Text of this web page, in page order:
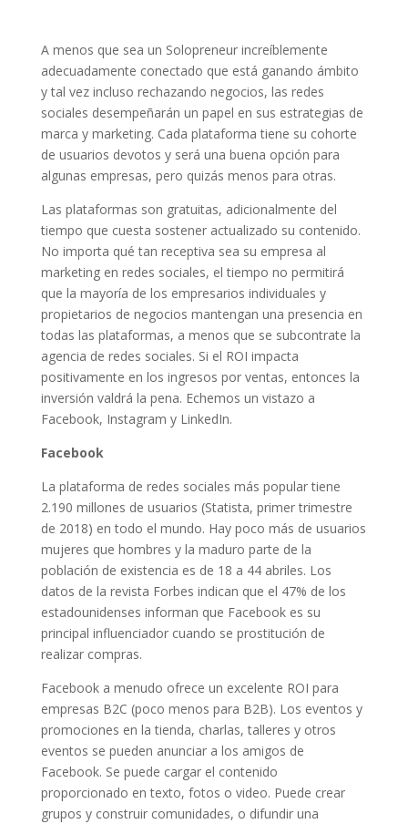
A menos que sea un Solopreneur increíblemente
adecuadamente conectado que está ganando ámbito
y tal vez incluso rechazando negocios, las redes
sociales desempeñarán un papel en sus estrategias de
marca y marketing. Cada plataforma tiene su cohorte
de usuarios devotos y será una buena opción para
algunas empresas, pero quizás menos para otras.
Las plataformas son gratuitas, adicionalmente del
tiempo que cuesta sostener actualizado su contenido.
No importa qué tan receptiva sea su empresa al
marketing en redes sociales, el tiempo no permitirá
que la mayoría de los empresarios individuales y
propietarios de negocios mantengan una presencia en
todas las plataformas, a menos que se subcontrate la
agencia de redes sociales. Si el ROI impacta
positivamente en los ingresos por ventas, entonces la
inversión valdrá la pena. Echemos un vistazo a
Facebook, Instagram y LinkedIn.
Facebook
La plataforma de redes sociales más popular tiene
2.190 millones de usuarios (Statista, primer trimestre
de 2018) en todo el mundo. Hay poco más de usuarios
mujeres que hombres y la maduro parte de la
población de existencia es de 18 a 44 abriles. Los
datos de la revista Forbes indican que el 47% de los
estadounidenses informan que Facebook es su
principal influenciador cuando se prostitución de
realizar compras.
Facebook a menudo ofrece un excelente ROI para
empresas B2C (poco menos para B2B). Los eventos y
promociones en la tienda, charlas, talleres y otros
eventos se pueden anunciar a los amigos de
Facebook. Se puede cargar el contenido
proporcionado en texto, fotos o video. Puede crear
grupos y construir comunidades, o difundir una